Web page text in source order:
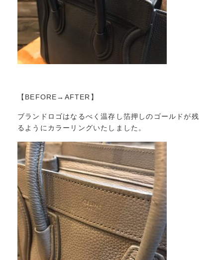
【BEFORE→AFTER】
ブランドロゴはなるべく温存し箔押しのゴールドが残
るようにカラーリングいたしました。